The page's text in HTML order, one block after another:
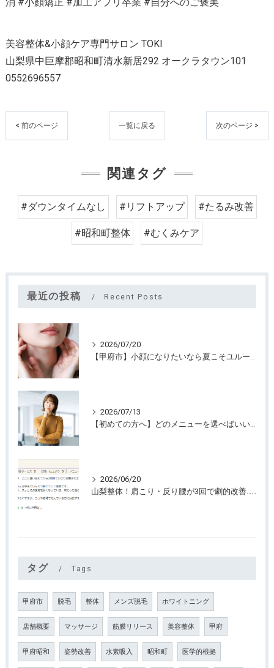
美容整体&小顔ケア専門サロン TOKI
山梨県中巨摩郡昭和町清水新居292 オークラタウン101
0552696557
< 前のページ 一覧に戻る 次のページ >
関連タグ
#ダウンタイムなし #リフトアップ #たるみ改善
#昭和町整体 #むくみケア
最近の投稿 Recent Posts
2026/07/20
2026/07/13
【初めての方へ】どのメニューを選べばいいのか迷っていませんか？
2026/06/20
タグ Tags
甲府市 脱毛 整体 メンズ脱毛 ホワイトニング
店舗概要 マッサージ 筋膜リリース 美容整体 甲府
甲府昭和 姿勢改善 水素吸入 昭和町 医学的根拠